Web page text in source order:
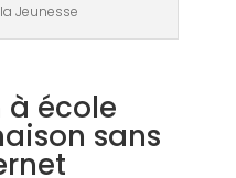
Jeunesse
à école
sans